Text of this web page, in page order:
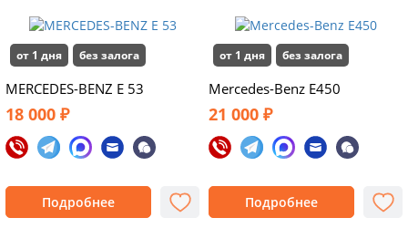
от 1 дня без залога
MERCEDES-BENZ E 53
18 000 ₽
Подробнее
от 1 дня без залога
Mercedes-Benz E450
21 000 ₽
Подробнее